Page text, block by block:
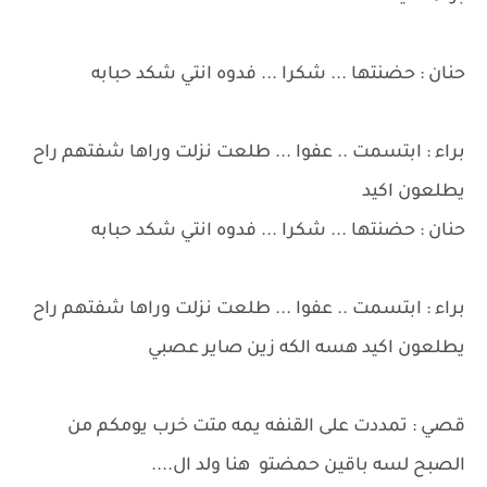
حنان : حضنتها ... شكرا ... فدوه انتي شكد حبابه
براء : ابتسمت .. عفوا ... طلعت نزلت وراها شفتهم راح
يطلعون اكيد
حنان : حضنتها ... شكرا ... فدوه انتي شكد حبابه
براء : ابتسمت .. عفوا ... طلعت نزلت وراها شفتهم راح
يطلعون اكيد هسه الكه زين صاير عصبي
قصي : تمددت على القنفه يمه متت خرب يومكم من
الصبح لسه باقين حمضتو هنا ولد ال....